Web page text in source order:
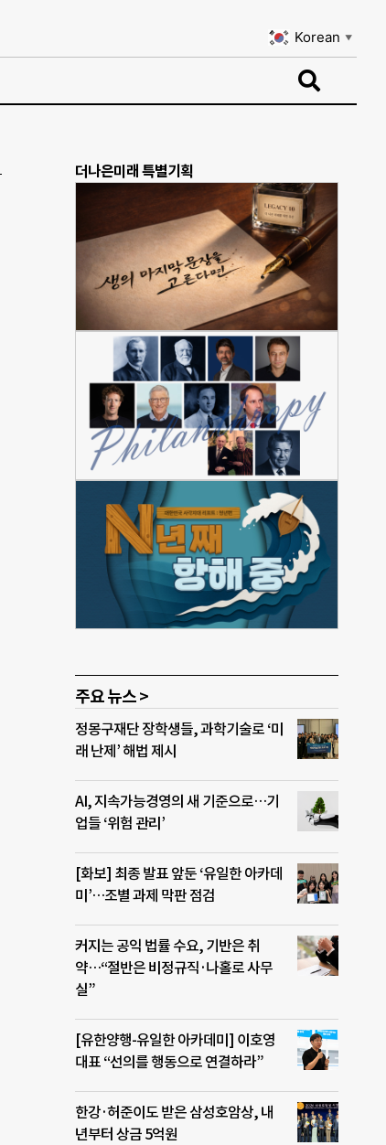
Korean ▼
더나은미래 특별기획
주요 뉴스 >
정몽구재단 장학생들, 과학기술로 ‘미
래 난제’ 해법 제시
AI, 지속가능경영의 새 기준으로…기
업들 ‘위험 관리’
[화보] 최종 발표 앞둔 ‘유일한 아카데
미’…조별 과제 막판 점검
커지는 공익 법률 수요, 기반은 취
약…“절반은 비정규직·나홀로 사무
실”
[유한양행-유일한 아카데미] 이호영
대표 “선의를 행동으로 연결하라”
한강·허준이도 받은 삼성호암상, 내
년부터 상금 5억원